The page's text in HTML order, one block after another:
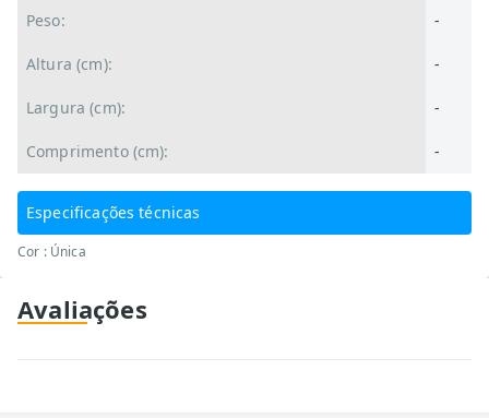
Peso: -
Altura (cm): -
Largura (cm): -
Comprimento (cm): -
Especificações técnicas
Cor : Única
Avaliações